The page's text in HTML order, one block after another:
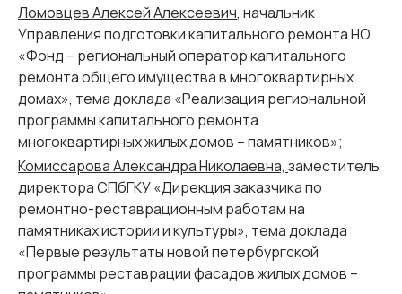
Ломовцев Алексей Алексеевич, начальник
Управления подготовки капитального ремонта НО
«Фонд – региональный оператор капитального
ремонта общего имущества в многоквартирных
домах», тема доклада «Реализация региональной
программы капитального ремонта
многоквартирных жилых домов – памятников»;
Комиссарова Александра Николаевна, заместитель
директора СПбГКУ «Дирекция заказчика по
ремонтно-реставрационным работам на
памятниках истории и культуры», тема доклада
«Первые результаты новой петербургской
программы реставрации фасадов жилых домов –